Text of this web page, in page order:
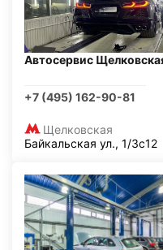
Автосервис
+7 (495) 162-90-81
Щелковская
Байкальская ул., 1/3с12